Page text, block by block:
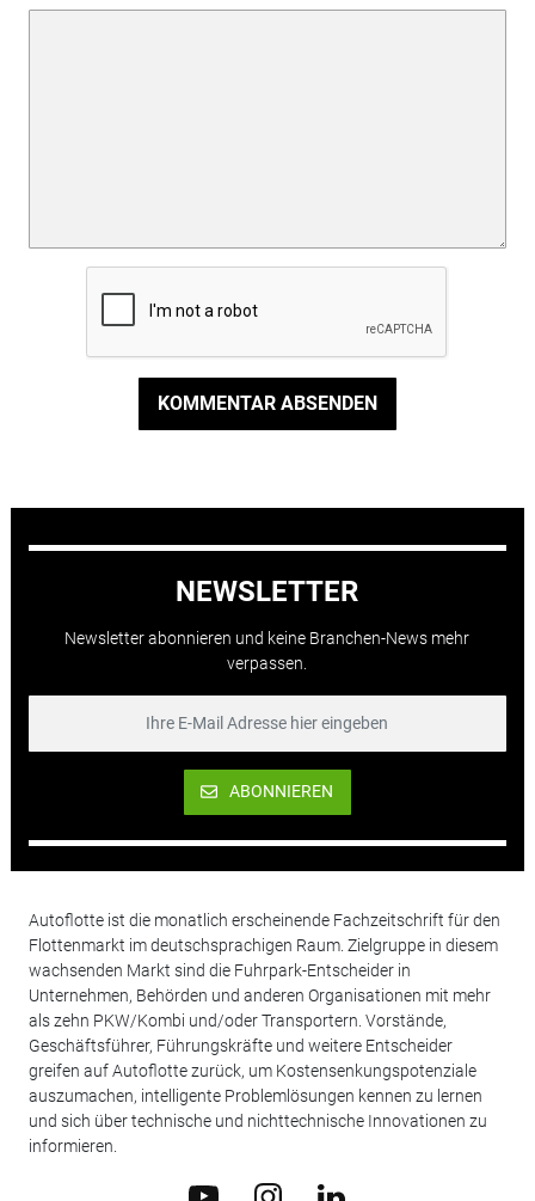
KOMMENTAR ABSENDEN
NEWSLETTER
Newsletter abonnieren und keine Branchen-News mehr
verpassen.
ABONNIEREN
Autoflotte ist die monatlich erscheinende Fachzeitschrift für den
Flottenmarkt im deutschsprachigen Raum. Zielgruppe in diesem
wachsenden Markt sind die Fuhrpark-Entscheider in
Unternehmen, Behörden und anderen Organisationen mit mehr
als zehn PKW/Kombi und/oder Transportern. Vorstände,
Geschäftsführer, Führungskräfte und weitere Entscheider
greifen auf Autoflotte zurück, um Kostensenkungspotenziale
auszumachen, intelligente Problemlösungen kennen zu lernen
und sich über technische und nichttechnische Innovationen zu
informieren.